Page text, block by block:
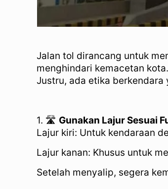
Jalan tol dirancang untuk
menghindari kemacetan
Justru, ada etika
1. 🛣️ Gunakan Lajur Sesuai
Lajur kiri: Untuk kendaraan
Lajur kanan: Khusus untuk
Setelah menyalip, segera